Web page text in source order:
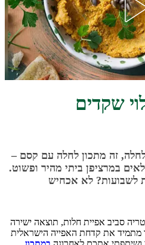
שקדים
זה מתכון לחלה עם קסם –
במרציפן ביתי מהיר ופשוט.
לשבועות? לא אכחיש
סביב אפיית חלות, תוצאה ישירה
מתמיד את קדחת האפייה הישראלית